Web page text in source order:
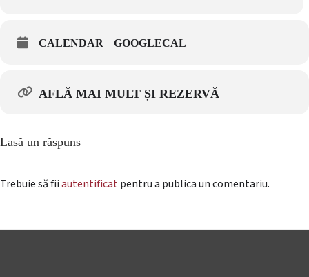
CALENDAR GOOGLECAL
AFLĂ MAI MULT ȘI REZERVĂ
Lasă un răspuns
Trebuie să fiiautentificatpentru a publica un comentariu.